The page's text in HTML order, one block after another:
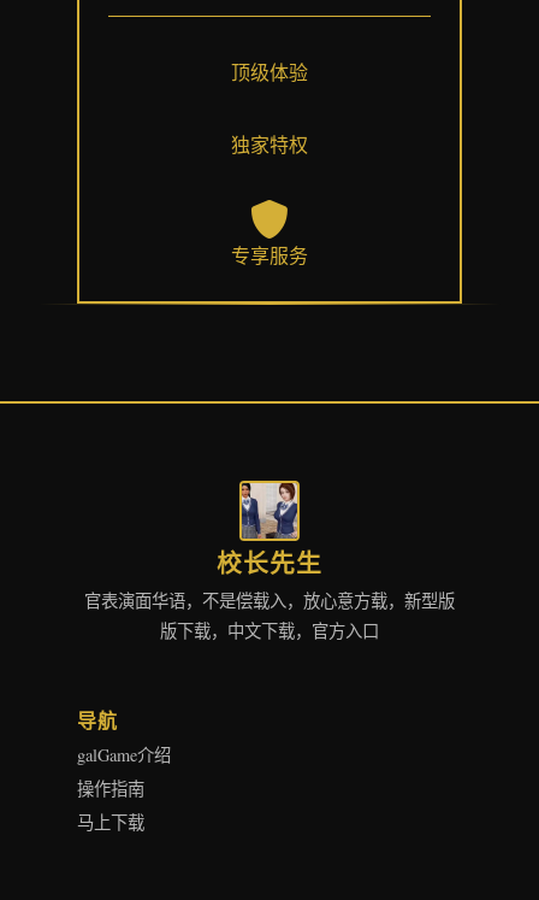
顶级体验
独家特权
专享服务
校长先生
官表演面华语，不是偿载入，放心意方载，新型版
版下载，中文下载，官方入口
导航
galGame介绍
操作指南
马上下载